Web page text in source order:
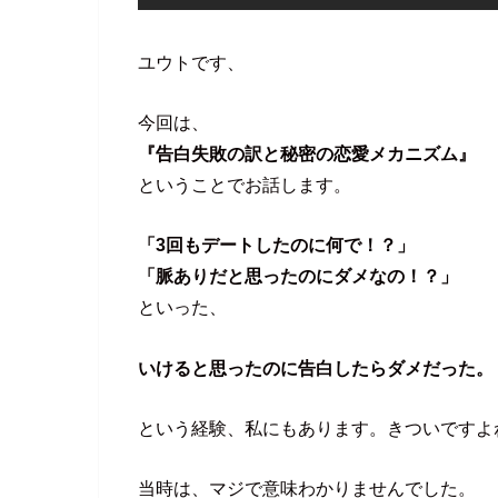
ユウトです、
今回は、
『告白失敗の訳と秘密の恋愛メカニズム』
ということでお話します。
「3回もデートしたのに何で！？」
「脈ありだと思ったのにダメなの！？」
といった、
いけると思ったのに告白したらダメだった。
という経験、私にもあります。きついですよ
当時は、マジで意味わかりませんでした。